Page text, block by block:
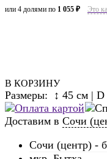
или 4 долями по 1 055 ₽ Это
В КОРЗИНУ
Размеры: ↕ 45 см | D
Доставим в Сочи
Сочи (центр) -